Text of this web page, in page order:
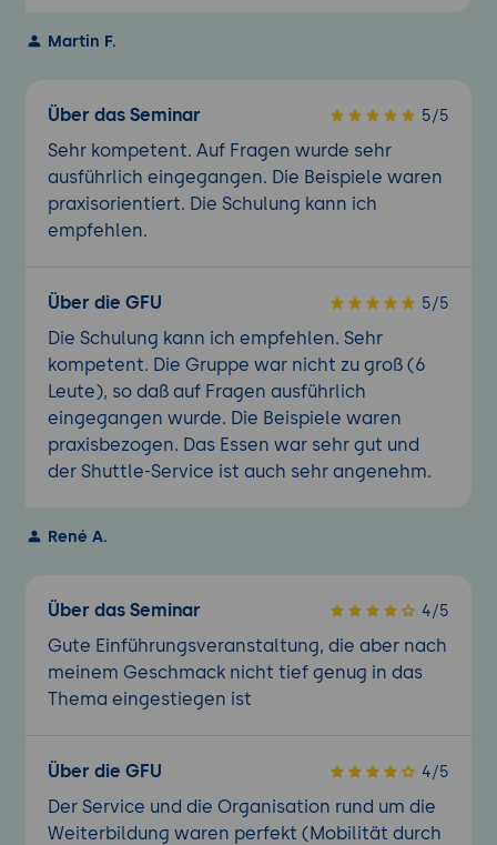
Martin F.
Über das Seminar 5/5
Sehr kompetent. Auf Fragen wurde sehr
ausführlich eingegangen. Die Beispiele waren
praxisorientiert. Die Schulung kann ich
empfehlen.
Über die GFU 5/5
Die Schulung kann ich empfehlen. Sehr
kompetent. Die Gruppe war nicht zu groß (6
Leute), so daß auf Fragen ausführlich
eingegangen wurde. Die Beispiele waren
praxisbezogen. Das Essen war sehr gut und
der Shuttle-Service ist auch sehr angenehm.
René A.
Über das Seminar 4/5
Gute Einführungsveranstaltung, die aber nach
meinem Geschmack nicht tief genug in das
Thema eingestiegen ist
Über die GFU 4/5
Der Service und die Organisation rund um die
Weiterbildung waren perfekt (Mobilität durch